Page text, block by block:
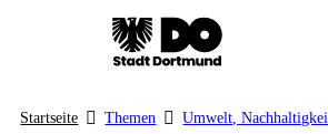
Startseite Themen Umwelt,